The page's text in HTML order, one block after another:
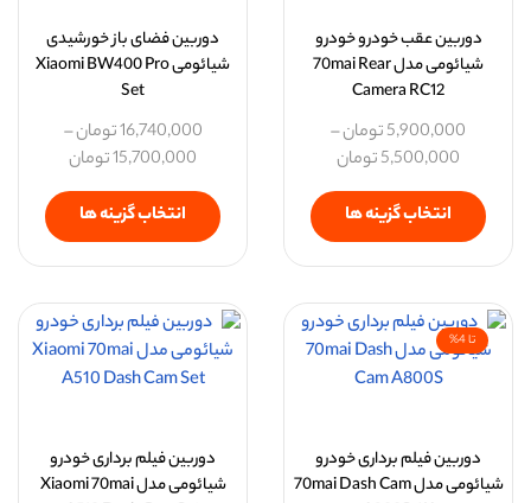
دوربین عقب خودرو خودرو
شیائومی مدل 70mai Rear
Camera RC12
5,900,000تومان–
5,500,000تومان
انتخاب گزینه ها
دوربین فضای باز خورشیدی
شیائومی Xiaomi BW400 Pro
Set
16,740,000تومان–
15,700,000تومان
انتخاب گزینه ها
تا 4%
دوربین فیلم برداری خودرو
شیائومی مدل 70mai Dash Cam
دوربین فیلم برداری خودرو
شیائومی مدل Xiaomi 70mai